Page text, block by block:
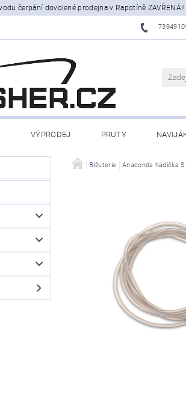
čerpání dovolené prodejna v Rapotíně ZAVŘENÁ!!!
VÝPRODEJ PRUTY
ČLUNY, BELLY BOATY, ECHOLOTY
Bižuterie Anaconda hadička